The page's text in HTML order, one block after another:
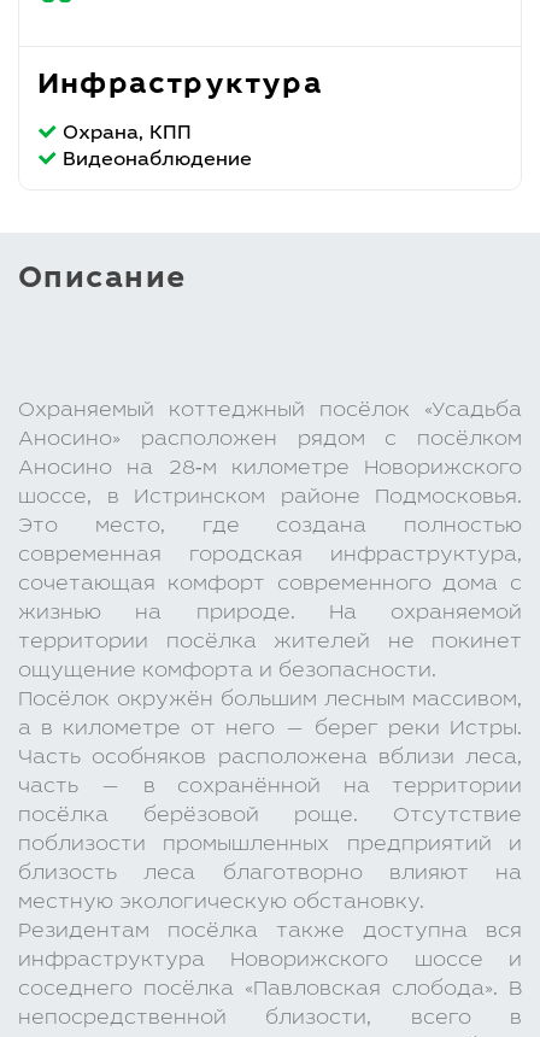
Инфраструктура
Охрана, КПП
Видеонаблюдение
Описание
Охраняемый коттеджный посёлок «Усадьба
Аносино» расположен рядом с посёлком
Аносино на 28‑м километре Новорижского
шоссе, в Истринском районе Подмосковья.
Это место, где создана полностью
современная городская инфраструктура,
сочетающая комфорт современного дома с
жизнью на природе. На охраняемой
территории посёлка жителей не покинет
ощущение комфорта и безопасности.
Посёлок окружён большим лесным массивом,
а в километре от него — берег реки Истры.
Часть особняков расположена вблизи леса,
часть — в сохранённой на территории
посёлка берёзовой роще. Отсутствие
поблизости промышленных предприятий и
близость леса благотворно влияют на
местную экологическую обстановку.
Резидентам посёлка также доступна вся
инфраструктура Новорижского шоссе и
соседнего посёлка «Павловская слобода». В
непосредственной близости, всего в